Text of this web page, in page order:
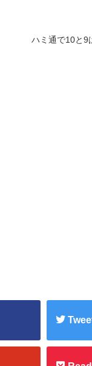
ハミ通で10と9